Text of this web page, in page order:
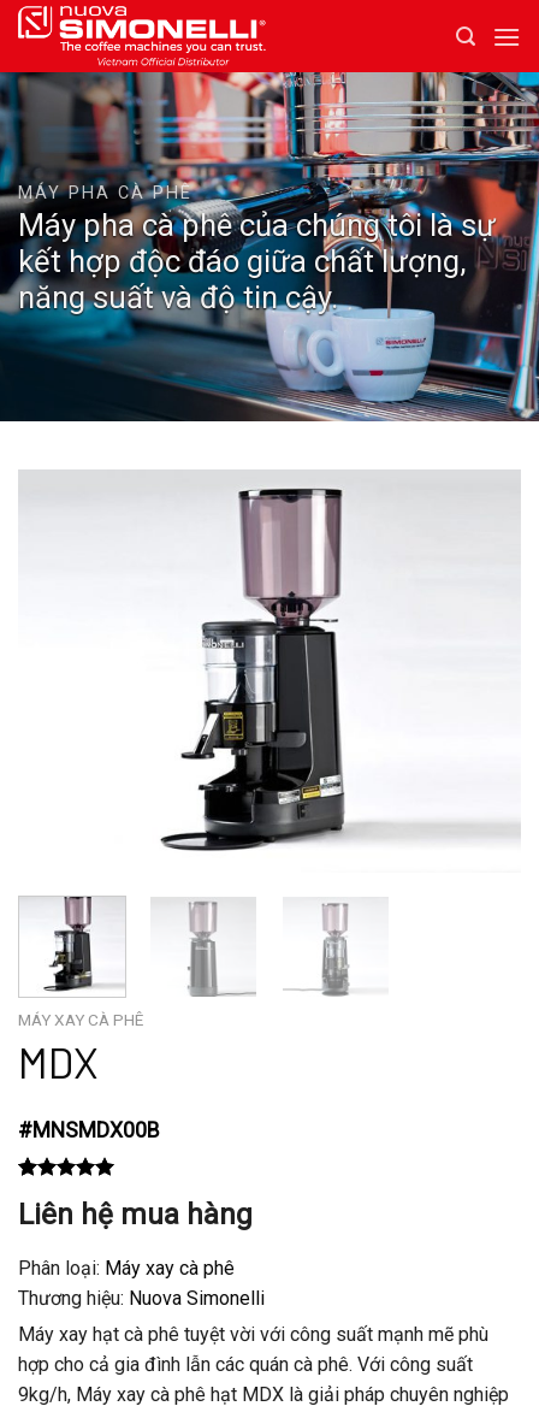
Skip
content
MÁY PHA CÀ PHÊ
Máy pha cà phê của chúng tôi là sự
kết hợp độc đáo giữa chất lượng,
năng suất và độ tin cậy.
MÁY XAY CÀ PHÊ
MDX
#MNSMDX00B
out of 5
rating
Liên hệ mua hàng
Phân loại: Máy xay cà phê
Thương hiệu: Nuova Simonelli
Máy xay hạt cà phê tuyệt vời với công suất mạnh mẽ phù
hợp cho cả gia đình lẫn các quán cà phê. Với công suất
9kg/h, Máy xay cà phê hạt MDX là giải pháp chuyên nghiệp